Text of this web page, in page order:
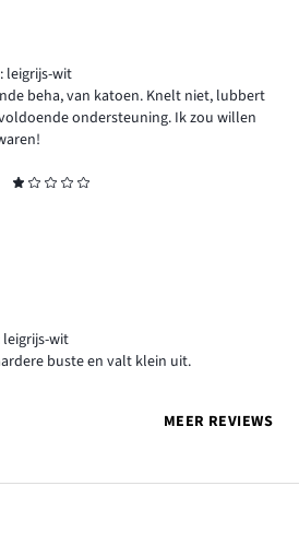
leigrijs-wit
beha, van katoen. Knelt niet, lubbert
ondersteuning. Ik zou willen
leigrijs-wit
buste en valt klein uit.
MEER REVIEWS